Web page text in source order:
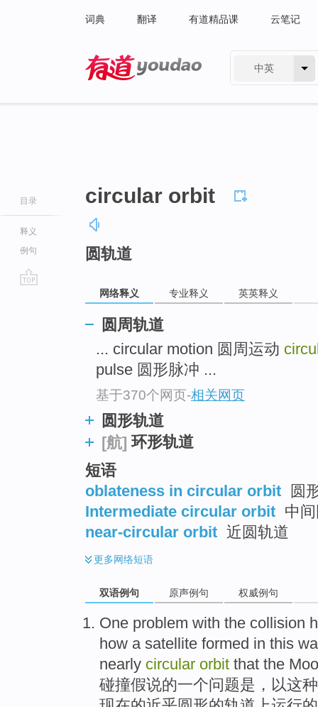
词典 翻译 有道精品课 云笔记
中英
目录
释义
例句
circular orbit
圆轨道
网络释义 专业释义 英英释义
圆周轨道
... circular motion 圆周运动
pulse 圆形脉冲 ...
基于370个网页-相关网页
圆形轨道
[航] 环形轨道
短语
oblateness in circular orbit
圆
Intermediate circular orbit 中
near-circular orbit 近圆轨道
更多网络短语
双语例句 原声例句 权威例句
One problem with the collision
how a satellite formed in this
nearly circular orbit that the
碰撞假说的一个问题是 ， 以这种